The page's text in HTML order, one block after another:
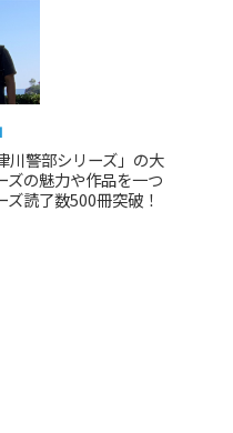
川警部シリーズ」の大
ズの魅力や作品を一つ
読了数500冊突破！